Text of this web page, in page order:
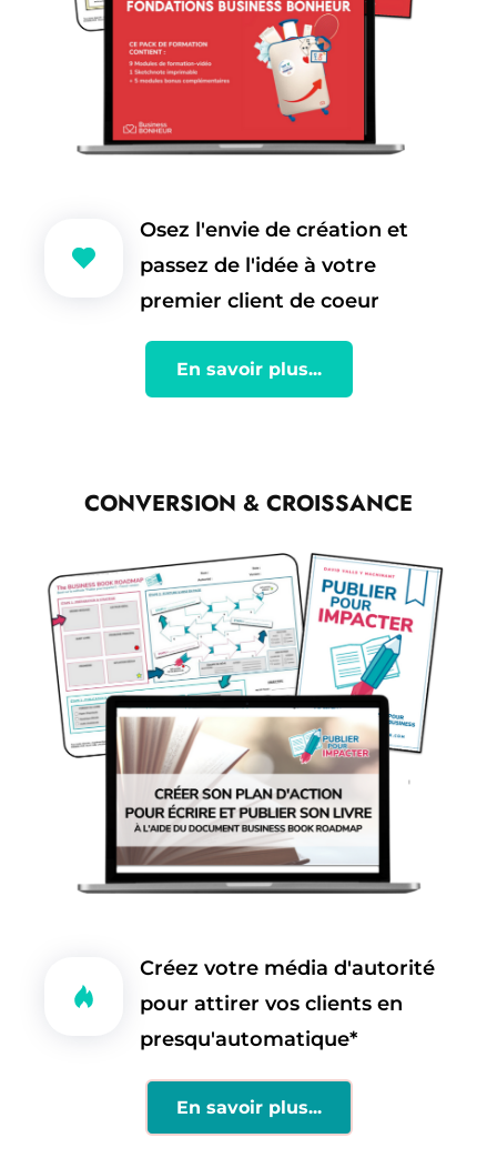
Osez l'envie de création et
passez de l'idée à votre
premier client de coeur
En savoir plus...
CONVERSION & CROISSANCE
Créez votre média d'autorité
pour attirer vos clients en
presqu'automatique*
En savoir plus...